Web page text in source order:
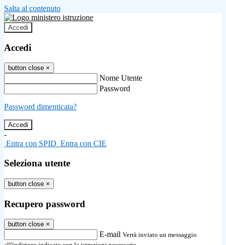
Salta al contenuto
Accedi
Accedi
button close ×
Nome Utente
Password
Password dimenticata?
-
Entra con SPID Entra con CIE
Seleziona utente
button close ×
Recupero password
button close ×
E-mail Verrà inviato un messaggio